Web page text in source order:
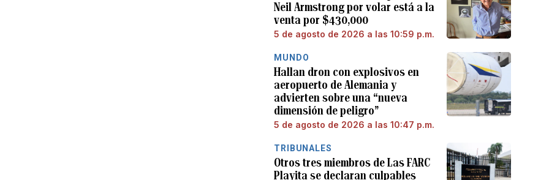
Neil Armstrong por volar está a la
venta por $430,000
5 de agosto de 2026 a las 10:59 p.m.
MUNDO
Hallan dron con explosivos en
aeropuerto de Alemania y
advierten sobre una “nueva
dimensión de peligro”
5 de agosto de 2026 a las 10:47 p.m.
TRIBUNALES
Otros tres miembros de Las FARC
Playita se declaran culpables